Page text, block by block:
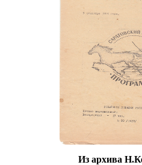
Из архива